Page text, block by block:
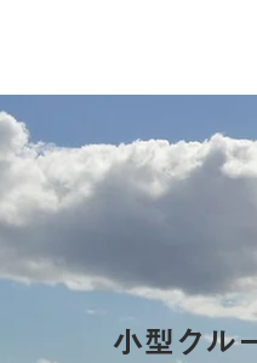
小型クル